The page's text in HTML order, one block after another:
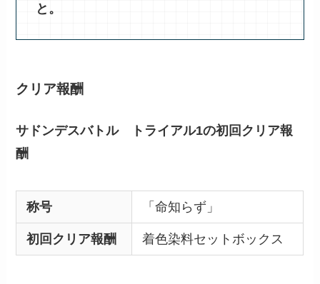
と。
クリア報酬
サドンデスバトル トライアル1の初回クリア報
酬
称号 「命知らず」
初回クリア報酬 着色染料セットボックス